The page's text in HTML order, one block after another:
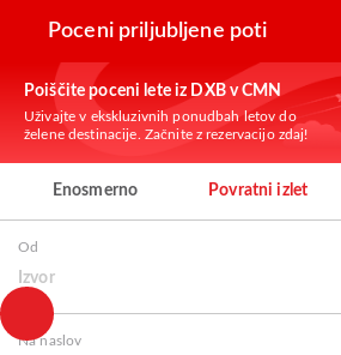
Poceni priljubljene poti
Poiščite poceni lete iz DXB v CMN
Uživajte v ekskluzivnih ponudbah letov do
želene destinacije. Začnite z rezervacijo zdaj!
Enosmerno Povratni izlet
Od
Izvor
Na naslov